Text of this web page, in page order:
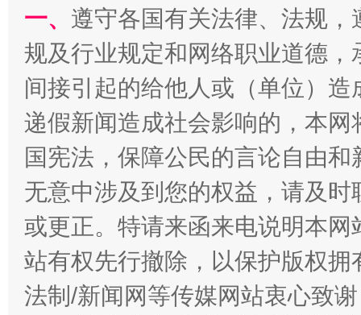
千年窑火 生生不息 一
一、 遵守各国有关法律、法规
规及行业规定和网络职业道德
间接引起的给他人或（单位）
递假新闻造成社会影响的，本
国宪法，保障公民的言论自由
无意中涉及到您的权益，请及
或更正。特请来函来电说明本
站有权先行撤除，以保护版权
法制/新闻网等传媒网站衷心致